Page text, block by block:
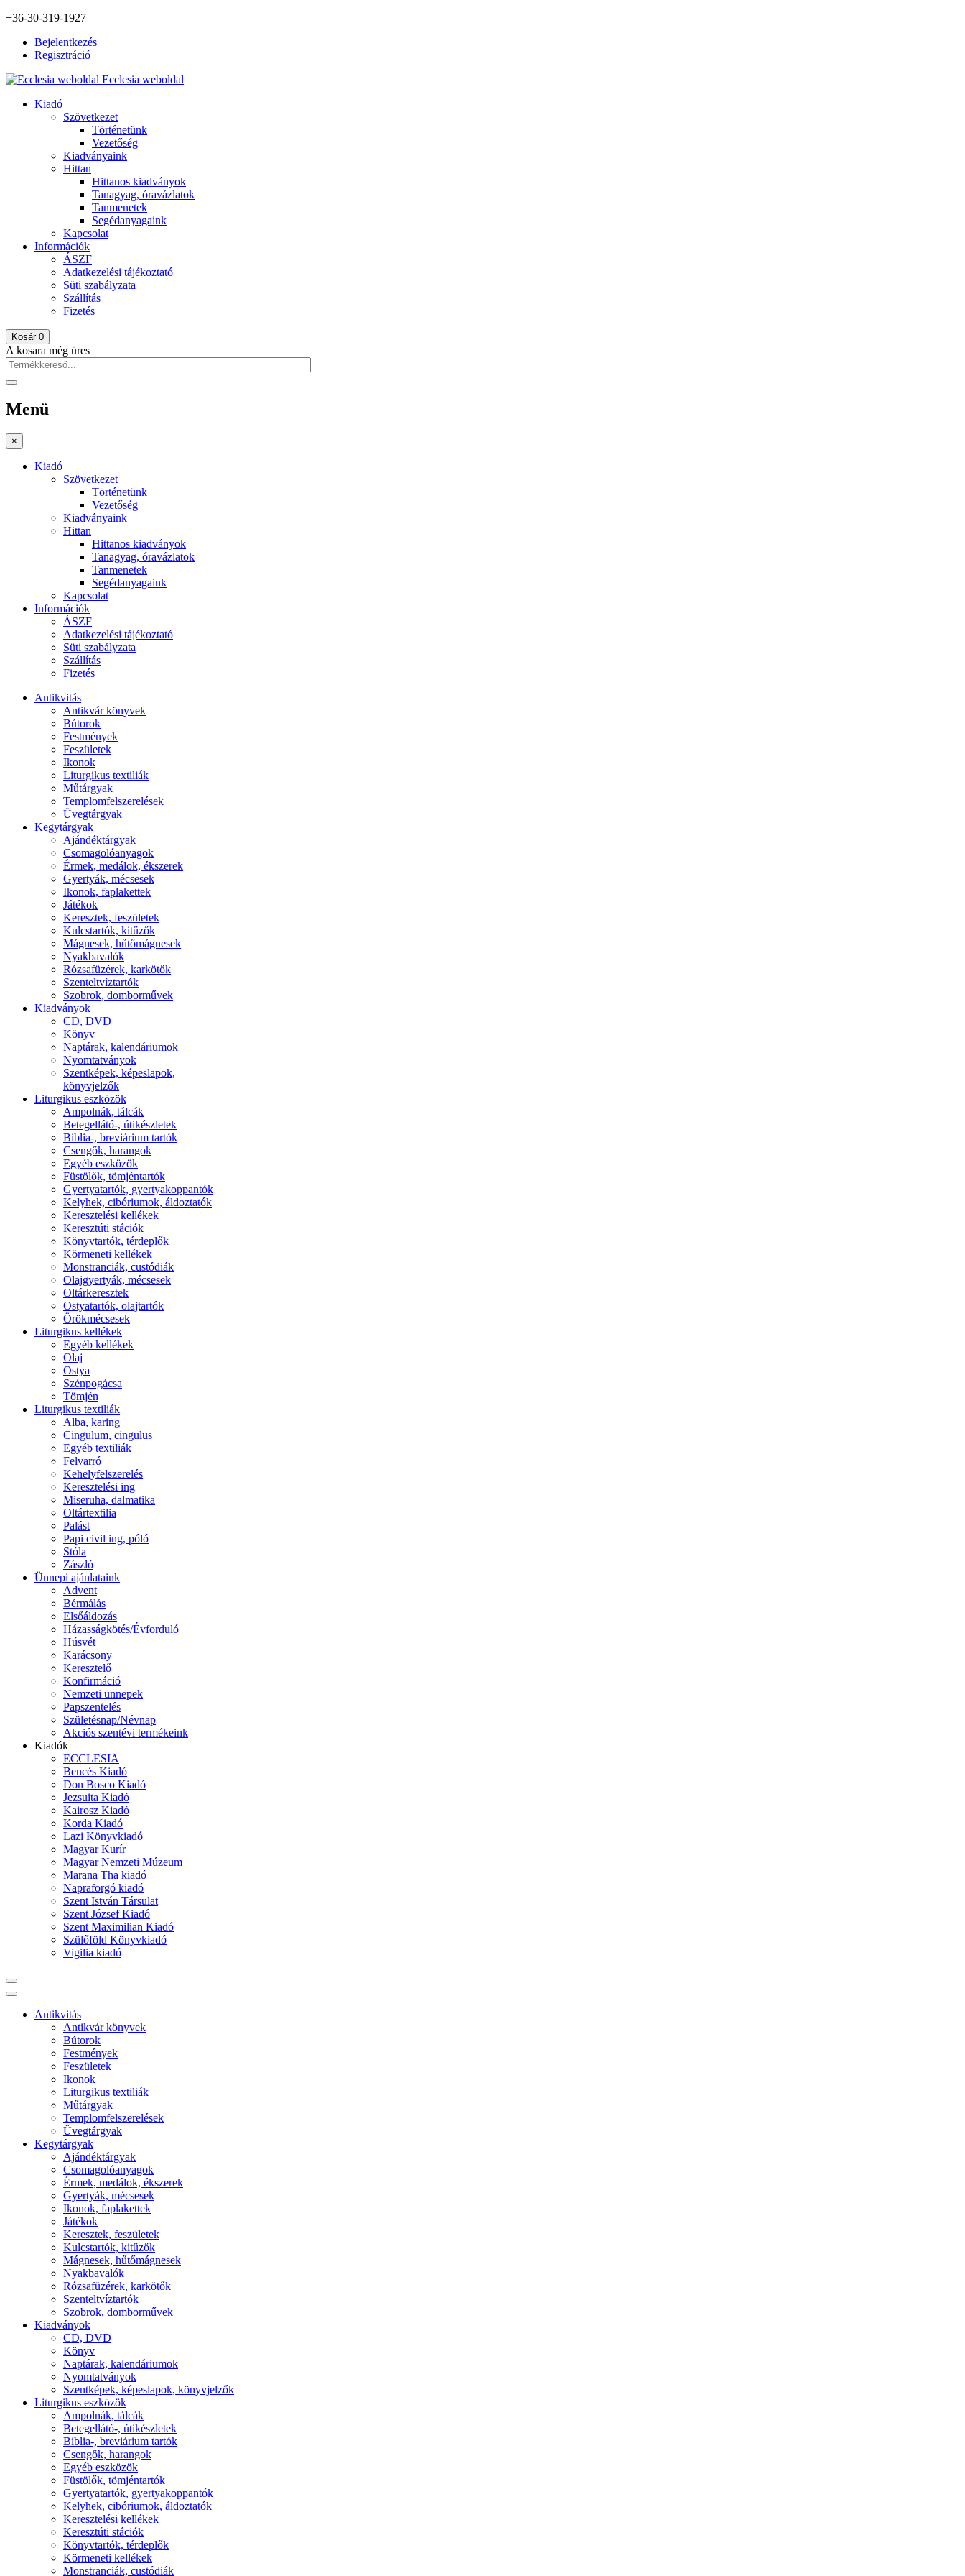
+36-30-319-1927
Bejelentkezés
Regisztráció
Ecclesia weboldal
Kiadó
Szövetkezet
Történetünk
Vezetőség
Kiadványaink
Hittan
Hittanos kiadványok
Tanagyag, óravázlatok
Tanmenetek
Segédanyagaink
Kapcsolat
Információk
ÁSZF
Adatkezelési tájékoztató
Süti szabályzata
Szállítás
Fizetés
Kosár 0
A kosara még üres
Menü
×
Kiadó
Szövetkezet
Történetünk
Vezetőség
Kiadványaink
Hittan
Hittanos kiadványok
Tanagyag, óravázlatok
Tanmenetek
Segédanyagaink
Kapcsolat
Információk
ÁSZF
Adatkezelési tájékoztató
Süti szabályzata
Szállítás
Fizetés
Antikvitás
Antikvár könyvek
Bútorok
Festmények
Feszületek
Ikonok
Liturgikus textiliák
Műtárgyak
Templomfelszerelések
Üvegtárgyak
Kegytárgyak
Ajándéktárgyak
Csomagolóanyagok
Érmek, medálok, ékszerek
Gyertyák, mécsesek
Ikonok, faplakettek
Játékok
Keresztek, feszületek
Kulcstartók, kitűzők
Mágnesek, hűtőmágnesek
Nyakbavalók
Rózsafüzérek, karkötők
Szenteltvíztartók
Szobrok, domborművek
Kiadványok
CD, DVD
Könyv
Naptárak, kalendáriumok
Nyomtatványok
Szentképek, képeslapok,
könyvjelzők
Liturgikus eszközök
Ampolnák, tálcák
Betegellátó-, útikészletek
Biblia-, breviárium tartók
Csengők, harangok
Egyéb eszközök
Füstölők, tömjéntartók
Gyertyatartók, gyertyakoppantók
Kelyhek, cibóriumok, áldoztatók
Keresztelési kellékek
Keresztúti stációk
Könyvtartók, térdeplők
Körmeneti kellékek
Monstranciák, custódiák
Olajgyertyák, mécsesek
Oltárkeresztek
Ostyatartók, olajtartók
Örökmécsesek
Liturgikus kellékek
Egyéb kellékek
Olaj
Ostya
Szénpogácsa
Tömjén
Liturgikus textiliák
Alba, karing
Cingulum, cingulus
Egyéb textiliák
Felvarró
Kehelyfelszerelés
Keresztelési ing
Miseruha, dalmatika
Oltártextilia
Palást
Papi civil ing, póló
Stóla
Zászló
Ünnepi ajánlataink
Advent
Bérmálás
Elsőáldozás
Házasságkötés/Évforduló
Húsvét
Karácsony
Keresztelő
Konfirmáció
Nemzeti ünnepek
Papszentelés
Születésnap/Névnap
Akciós szentévi termékeink
Kiadók
ECCLESIA
Bencés Kiadó
Don Bosco Kiadó
Jezsuita Kiadó
Kairosz Kiadó
Korda Kiadó
Lazi Könyvkiadó
Magyar Kurír
Magyar Nemzeti Múzeum
Marana Tha kiadó
Napraforgó kiadó
Szent István Társulat
Szent József Kiadó
Szent Maximilian Kiadó
Szülőföld Könyvkiadó
Vigilia kiadó
Antikvitás
Antikvár könyvek
Bútorok
Festmények
Feszületek
Ikonok
Liturgikus textiliák
Műtárgyak
Templomfelszerelések
Üvegtárgyak
Kegytárgyak
Ajándéktárgyak
Csomagolóanyagok
Érmek, medálok, ékszerek
Gyertyák, mécsesek
Ikonok, faplakettek
Játékok
Keresztek, feszületek
Kulcstartók, kitűzők
Mágnesek, hűtőmágnesek
Nyakbavalók
Rózsafüzérek, karkötők
Szenteltvíztartók
Szobrok, domborművek
Kiadványok
CD, DVD
Könyv
Naptárak, kalendáriumok
Nyomtatványok
Szentképek, képeslapok, könyvjelzők
Liturgikus eszközök
Ampolnák, tálcák
Betegellátó-, útikészletek
Biblia-, breviárium tartók
Csengők, harangok
Egyéb eszközök
Füstölők, tömjéntartók
Gyertyatartók, gyertyakoppantók
Kelyhek, cibóriumok, áldoztatók
Keresztelési kellékek
Keresztúti stációk
Könyvtartók, térdeplők
Körmeneti kellékek
Monstranciák, custódiák